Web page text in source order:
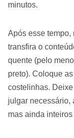
minutos.
Após esse tempo,
transfira o
quente (pelo
preto). Coloque
costelinhas.
julgar necessário,
mas ainda inteiros